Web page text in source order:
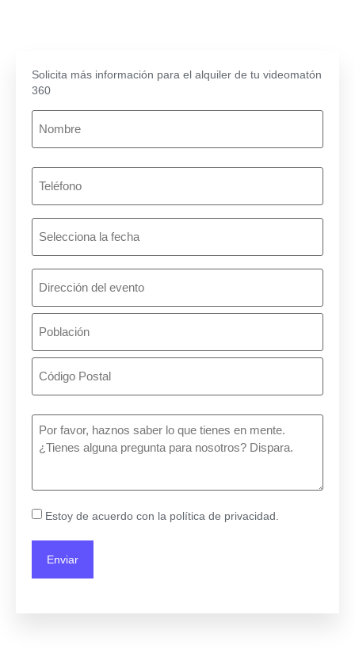
Solicita más información para el alquiler de tu videomatón
360
Nombre
(Obligatorio)
Teléfono
(Obligatorio)
Selecciona
la
evento
¿Dónde
es
el
¿En
qué
podemos
ayudarte?
Consentimiento
Estoy de acuerdo con la política de privacidad.